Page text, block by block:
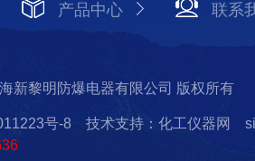
产品中心 联系
新黎明防爆电器有限公司 版权所有
号-8 技术支持：化工仪器网